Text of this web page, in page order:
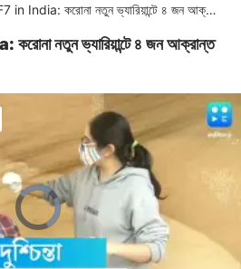
Omicron BF7 in India: করোনা নতুন ভ্যারিয়ান্টে ৪ জন আক্রান্ত হয়েছেন ভারতে, সতর্ক কেন্দ্র
নতুন ভ্যারিয়ান্টে ৪ জন আক্রান্ত
Video
Player
is
loading.